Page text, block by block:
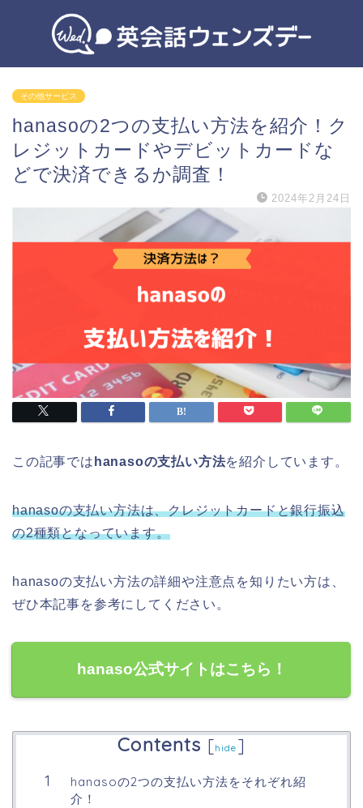
その他サービス
hanasoの2つの支払い方法を紹介！ク
レジットカードやデビットカードな
どで決済できるか調査！
2024年2月24日
この記事では hanasoの支払い方法を紹介しています。
hanasoの支払い方法は、クレジットカードと銀行振込
の2種類となっています。
hanasoの支払い方法の詳細や注意点を知りたい方は、
ぜひ本記事を参考にしてください。
hanaso公式サイトはこちら！
Contents [hide ]
hanasoの2つの支払い方法をそれぞれ紹
介！